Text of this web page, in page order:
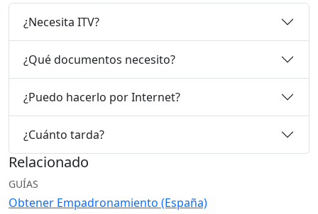
¿Necesita ITV?
¿Qué documentos necesito?
¿Puedo hacerlo por Internet?
¿Cuánto tarda?
Relacionado
GUÍAS
Obtener Empadronamiento (España)